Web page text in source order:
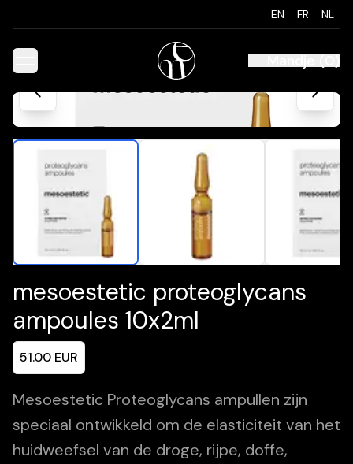
EN FR NL
Mandje(0)
mesoestetic proteoglycans
ampoules 10x2ml
51.00 EUR
Mesoestetic Proteoglycans ampullen zijn
speciaal ontwikkeld om de elasticiteit van het
huidweefsel van de droge, rijpe, doffe,